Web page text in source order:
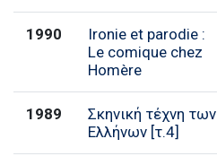
1990
Ironie et parodie :
Le comique chez
Homère
1989
Σκηνική τέχνη των
Ελλήνων [τ.4]